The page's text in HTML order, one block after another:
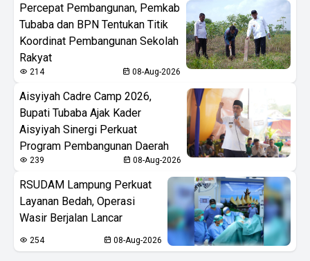
Percepat Pembangunan, Pemkab
Tubaba dan BPN Tentukan Titik
Koordinat Pembangunan Sekolah
Rakyat
214 08-Aug-2026
Aisyiyah Cadre Camp 2026,
Bupati Tubaba Ajak Kader
Aisyiyah Sinergi Perkuat
Program Pembangunan Daerah
239 08-Aug-2026
RSUDAM Lampung Perkuat
Layanan Bedah, Operasi
Wasir Berjalan Lancar
254 08-Aug-2026